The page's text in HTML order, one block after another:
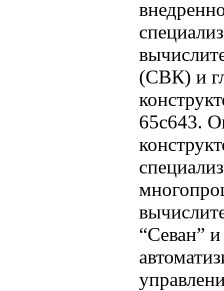
(СВК) и
65с643.
“Севан”